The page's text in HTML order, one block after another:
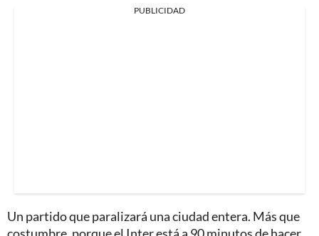
PUBLICIDAD
Un partido que paralizará una ciudad entera. Más que
costumbre, porque el Inter está a 90 minutos de hacer